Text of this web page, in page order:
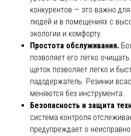
конкурентов — это важно
людей и в помещениях с
экологии и комфорту.
Простота обслуживания.
позволяет его легко
щеток позволяет легко и
падодержатель. Резинки
меняются без инструмента.
Безопасность и защита
система контроля
предупреждает о